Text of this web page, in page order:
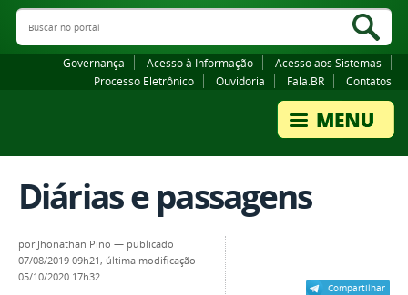
Canais
Buscar no portal
Governança Acesso à Informação
Acesso aos Sistemas
Processo Eletrônico
Ouvidoria Fala.BR Contatos
Diárias e passagens
Compartilhar
por Jhonathan Pino — publicado
07/08/2019 09h21, última modificação
05/10/2020 17h32